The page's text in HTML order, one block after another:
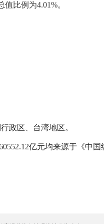
比例为4.01%。
政区、台湾地区。
亿元均来源于《中国统